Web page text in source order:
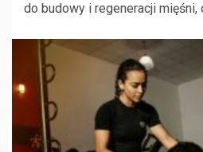
do budowy i regeneracji mięśni,